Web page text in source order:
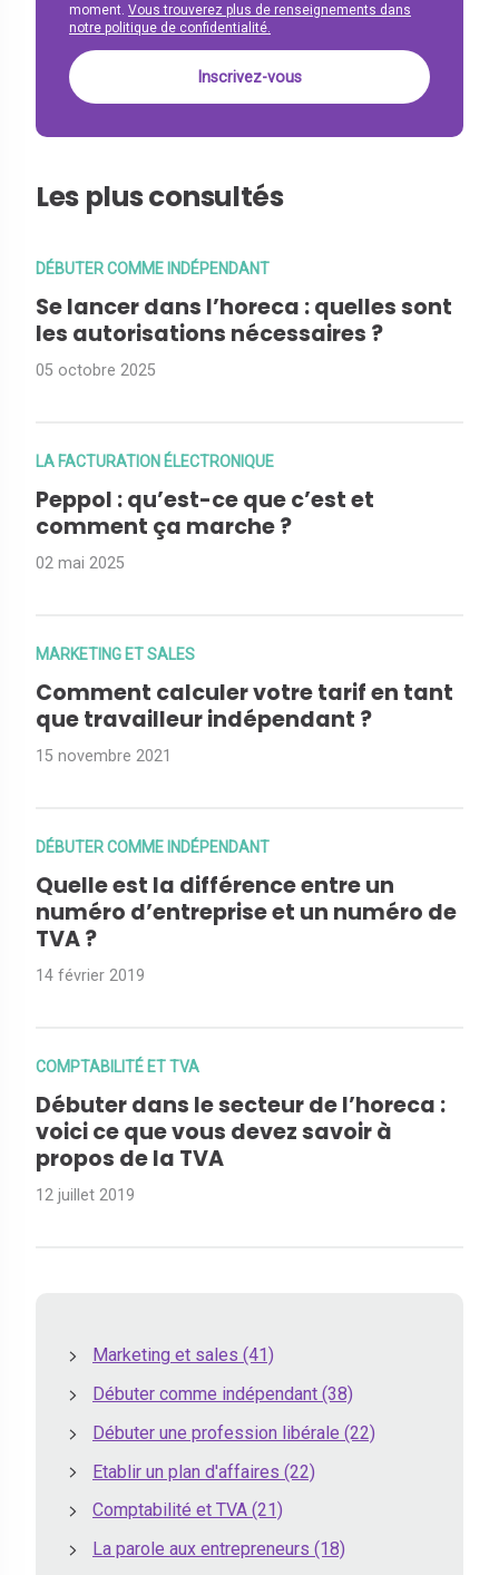
moment. Vous trouverez plus de renseignements dans
notre politique de confidentialité.
Les plus consultés
DÉBUTER COMME INDÉPENDANT
Se lancer dans l’horeca : quelles sont
les autorisations nécessaires ?
05 octobre 2025
LA FACTURATION ÉLECTRONIQUE
Peppol : qu’est-ce que c’est et
comment ça marche ?
02 mai 2025
MARKETING ET SALES
Comment calculer votre tarif en tant
que travailleur indépendant ?
15 novembre 2021
DÉBUTER COMME INDÉPENDANT
Quelle est la différence entre un
numéro d’entreprise et un numéro de
TVA ?
14 février 2019
COMPTABILITÉ ET TVA
Débuter dans le secteur de l’horeca :
voici ce que vous devez savoir à
propos de la TVA
12 juillet 2019
Marketing et sales (41)
Débuter comme indépendant (38)
Débuter une profession libérale (22)
Etablir un plan d'affaires (22)
Comptabilité et TVA (21)
La parole aux entrepreneurs (18)